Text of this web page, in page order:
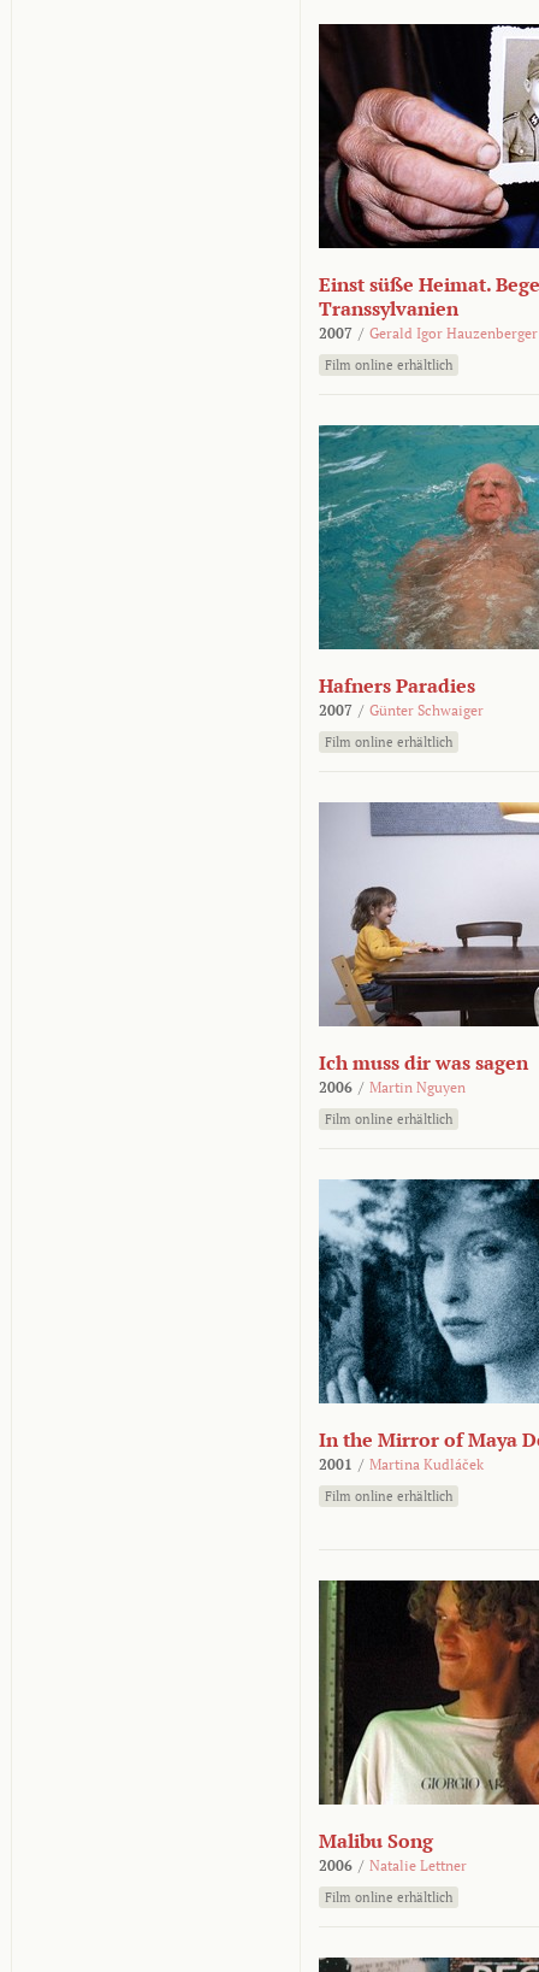
Einst süße Heimat.
Transsylvanien
2007 / Gerald Igor Hauzenberger
Film online erhältlich
Hafners Paradies
2007 / Günter Schwaiger
Film online erhältlich
Ich muss dir was sagen
2006 / Martin Nguyen
Film online erhältlich
In the Mirror of Maya
2001 / Martina Kudláček
Film online erhältlich
Malibu Song
2006 / Natalie Lettner
Film online erhältlich